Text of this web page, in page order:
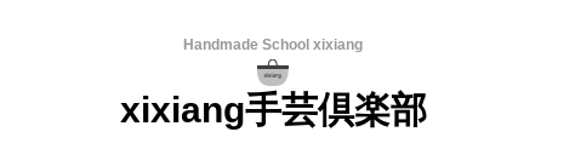
Handmade School xixiang
xixiang手芸倶楽部